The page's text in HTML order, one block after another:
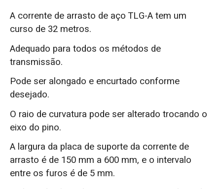
A corrente de arrasto de aço TLG-A tem um
curso de 32 metros.
Adequado para todos os métodos de
transmissão.
Pode ser alongado e encurtado conforme
desejado.
O raio de curvatura pode ser alterado trocando o
eixo do pino.
A largura da placa de suporte da corrente de
arrasto é de 150 mm a 600 mm, e o intervalo
entre os furos é de 5 mm.